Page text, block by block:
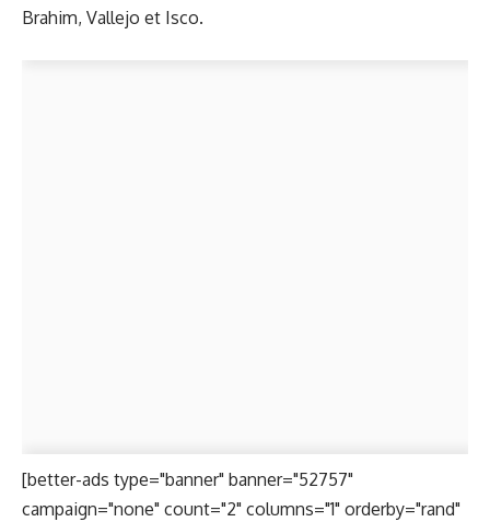
Brahim, Vallejo et Isco.
[better-ads type="banner" banner="52757"
campaign="none" count="2" columns="1" orderby="rand"